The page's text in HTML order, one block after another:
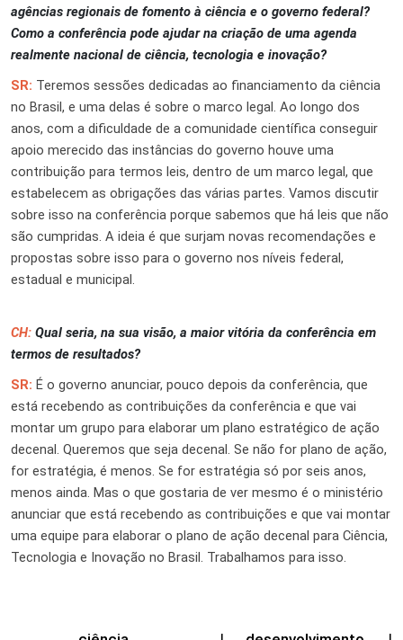
agências regionais de fomento à ciência e o governo federal?
Como a conferência pode ajudar na criação de uma agenda
realmente nacional de ciência, tecnologia e inovação?
SR: Teremos sessões dedicadas ao financiamento da ciência
no Brasil, e uma delas é sobre o marco legal. Ao longo dos
anos, com a dificuldade de a comunidade científica conseguir
apoio merecido das instâncias do governo houve uma
contribuição para termos leis, dentro de um marco legal, que
estabelecem as obrigações das várias partes. Vamos discutir
sobre isso na conferência porque sabemos que há leis que não
são cumpridas. A ideia é que surjam novas recomendações e
propostas sobre isso para o governo nos níveis federal,
estadual e municipal.
CH: Qual seria, na sua visão, a maior vitória da conferência em
termos de resultados?
SR: É o governo anunciar, pouco depois da conferência, que
está recebendo as contribuições da conferência e que vai
montar um grupo para elaborar um plano estratégico de ação
decenal. Queremos que seja decenal. Se não for plano de ação,
for estratégia, é menos. Se for estratégia só por seis anos,
menos ainda. Mas o que gostaria de ver mesmo é o ministério
anunciar que está recebendo as contribuições e que vai montar
uma equipe para elaborar o plano de ação decenal para Ciência,
Tecnologia e Inovação no Brasil. Trabalhamos para isso.